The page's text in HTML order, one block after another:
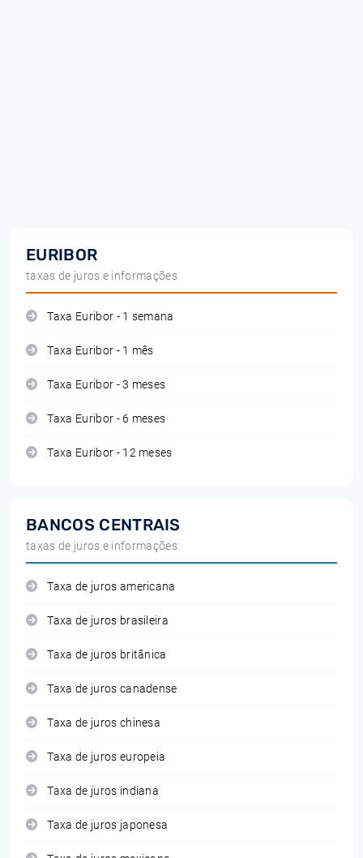
EURIBOR
taxas de juros e informações
Taxa Euribor - 1 semana
Taxa Euribor - 1 mês
Taxa Euribor - 3 meses
Taxa Euribor - 6 meses
Taxa Euribor - 12 meses
BANCOS CENTRAIS
taxas de juros e informações
Taxa de juros americana
Taxa de juros brasileira
Taxa de juros britânica
Taxa de juros canadense
Taxa de juros chinesa
Taxa de juros europeia
Taxa de juros indiana
Taxa de juros japonesa